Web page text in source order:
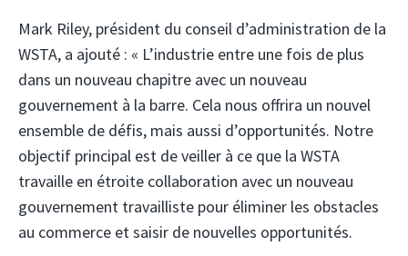
Mark Riley, président du conseil d’administration de la
WSTA, a ajouté : « L’industrie entre une fois de plus
dans un nouveau chapitre avec un nouveau
gouvernement à la barre. Cela nous offrira un nouvel
ensemble de défis, mais aussi d’opportunités. Notre
objectif principal est de veiller à ce que la WSTA
travaille en étroite collaboration avec un nouveau
gouvernement travailliste pour éliminer les obstacles
au commerce et saisir de nouvelles opportunités.